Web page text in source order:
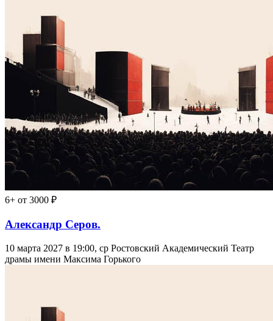
6+ от 3000 ₽
Александр Серов.
10 марта 2027 в 19:00, ср Ростовский Академический Театр
драмы имени Максима Горького